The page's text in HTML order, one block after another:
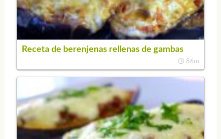
Receta de berenjenas rellenas de gambas
86m